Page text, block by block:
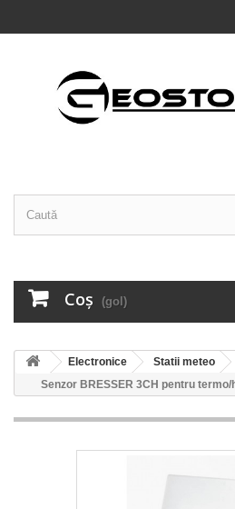
Coş (gol)
Electronice Statii meteo
Senzor BRESSER 3CH pentru